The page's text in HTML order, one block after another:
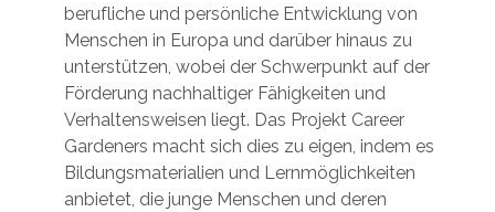
berufliche und persönliche Entwicklung von
Menschen in Europa und darüber hinaus zu
unterstützen, wobei der Schwerpunkt auf der
Förderung nachhaltiger Fähigkeiten und
Verhaltensweisen liegt. Das Projekt Career
Gardeners macht sich dies zu eigen, indem es
Bildungsmaterialien und Lernmöglichkeiten
anbietet, die junge Menschen und deren